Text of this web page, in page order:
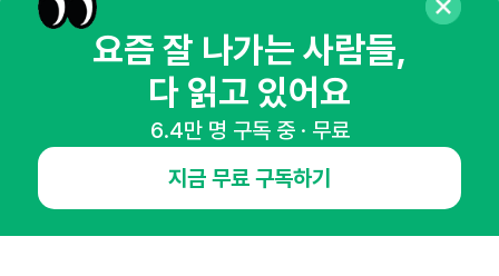
공지사항 제휴문의
인사이터 신청
뉴스레터
광고안내
요즘 잘 나가는 사람들,
다 읽고 있어요
6.4만 명 구독 중 · 무료
지금 무료 구독하기